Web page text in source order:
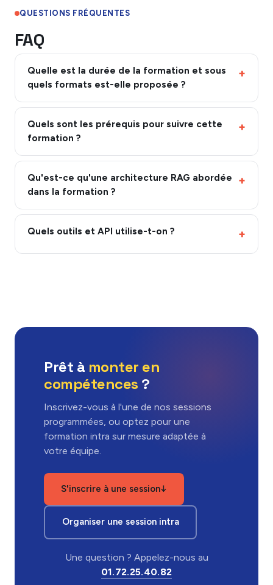
QUESTIONS FRÉQUENTES
FAQ
Quelle est la durée de la formation et sous
quels formats est-elle proposée ?
Quels sont les prérequis pour suivre cette
formation ?
Qu'est-ce qu'une architecture RAG abordée
dans la formation ?
Quels outils et API utilise-t-on ?
Prêt à monter en
compétences ?
Inscrivez-vous à l'une de nos sessions
programmées, ou optez pour une
formation intra sur mesure adaptée à
votre équipe.
S'inscrire à une session↓
Organiser une session intra
Une question ? Appelez-nous au
01.72.25.40.82